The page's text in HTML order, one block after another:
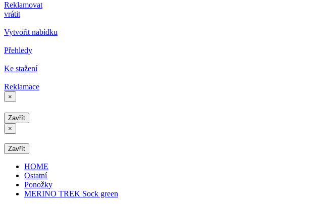
Reklamovat
vrátit
Vytvořit nabídku
Přehledy
Ke stažení
Reklamace
×
Zavřít
×
Zavřít
HOME
Ostatní
Ponožky
MERINO TREK Sock green